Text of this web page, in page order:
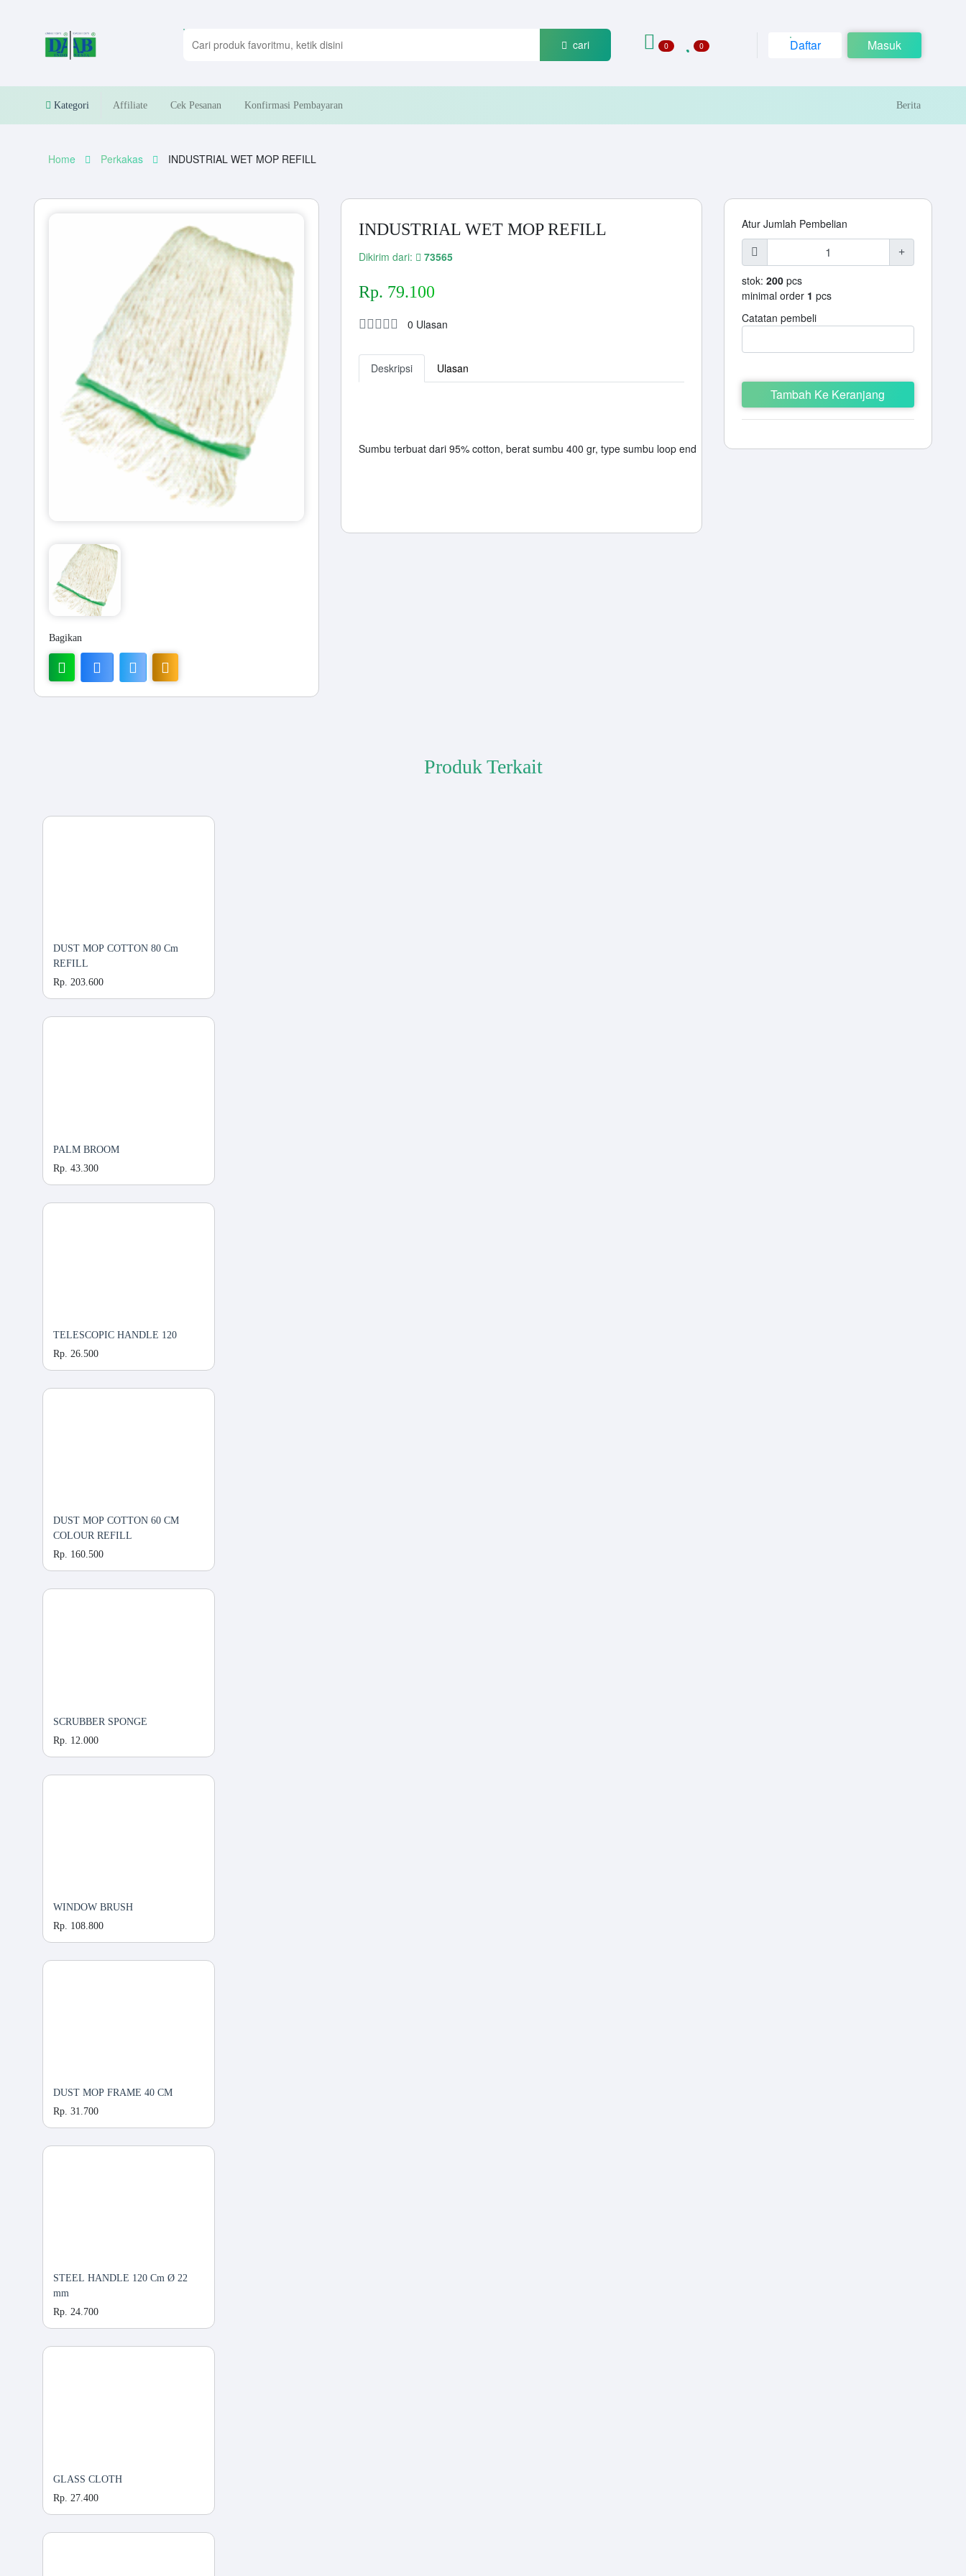
cari 0 0 Daftar Masuk
Kategori Affiliate Cek Pesanan Konfirmasi Pembayaran Berita
Home Perkakas INDUSTRIAL WET MOP REFILL
Bagikan
INDUSTRIAL WET MOP REFILL
Dikirim dari: 73565
Rp. 79.100
0 Ulasan
Deskripsi Ulasan
Sumbu terbuat dari 95% cotton, berat sumbu 400 gr, type sumbu loop end
Atur Jumlah Pembelian
stok: 200pcs
minimal order 1 pcs
Catatan pembeli
Tambah Ke Keranjang
Produk Terkait
DUST MOP COTTON 80 Cm
REFILL
Rp. 203.600
PALM BROOM
Rp. 43.300
TELESCOPIC HANDLE 120
Rp. 26.500
DUST MOP COTTON 60 CM
COLOUR REFILL
Rp. 160.500
SCRUBBER SPONGE
Rp. 12.000
WINDOW BRUSH
Rp. 108.800
DUST MOP FRAME 40 CM
Rp. 31.700
STEEL HANDLE 120 Cm Ø 22
mm
Rp. 24.700
GLASS CLOTH
Rp. 27.400